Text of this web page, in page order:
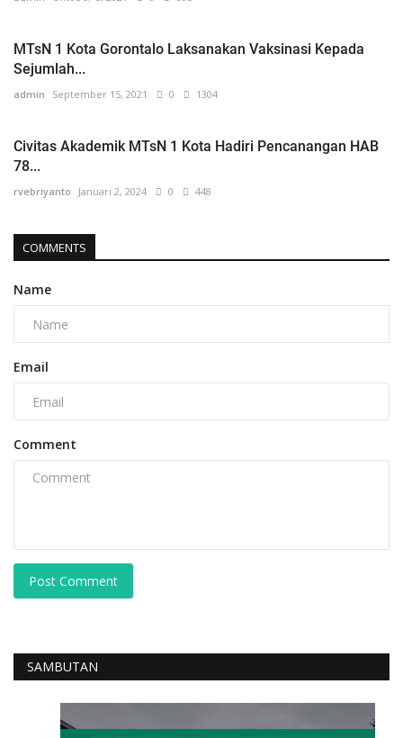
MTsN 1 Kota Gorontalo Laksanakan Vaksinasi Kepada
Sejumlah...
admin September 15, 2021 0 1304
Civitas Akademik MTsN 1 Kota Hadiri Pencanangan HAB
78...
rvebriyanto Januari 2, 2024 0 448
COMMENTS
Name
Email
Comment
Post Comment
SAMBUTAN